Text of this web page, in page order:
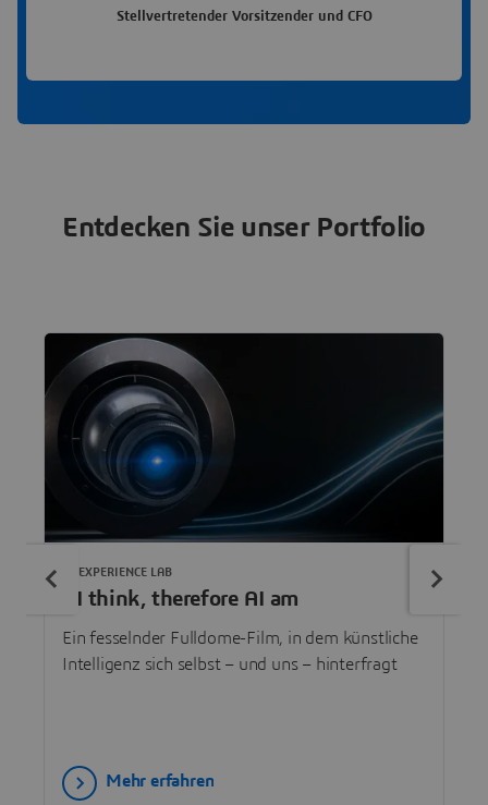
Stellvertretender Vorsitzender und CFO
Entdecken Sie unser Portfolio
AI think, therefore AI am
Ein fesselnder Fulldome-Film, in dem künstliche
Intelligenz sich selbst – und uns – hinterfragt
3DEXPERIENCE LAB
Mehr erfahren